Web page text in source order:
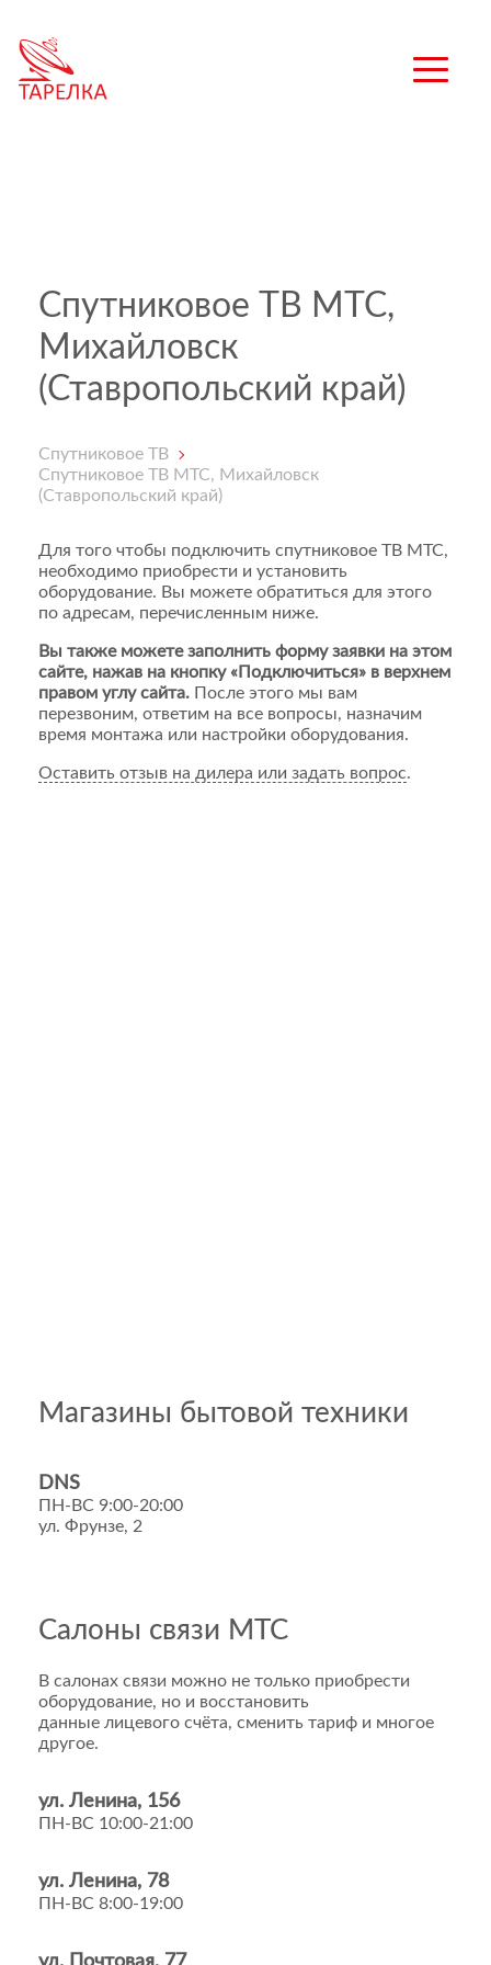
Спутниковое ТВ МТС,
Михайловск
(Ставропольский край)
Спутниковое ТВ
Спутниковое ТВ МТС, Михайловск
(Ставропольский край)
Для того чтобы подключить спутниковое ТВ МТС,
необходимо приобрести и установить
оборудование. Вы можете обратиться для этого
по адресам, перечисленным ниже.
Вы также можете заполнить форму заявки на этом
сайте, нажав на кнопку «Подключиться» в верхнем
правом углу сайта. После этого мы вам
перезвоним, ответим на все вопросы, назначим
время монтажа или настройки оборудования.
Оставить отзыв на дилера или задать вопрос.
Магазины бытовой техники
DNS
ПН-ВС 9:00-20:00
ул. Фрунзе, 2
Салоны связи МТС
В салонах связи можно не только приобрести
оборудование, но и восстановить
данные лицевого счёта, сменить тариф и многое
другое.
ул. Ленина, 156
ПН-ВС 10:00-21:00
ул. Ленина, 78
ПН-ВС 8:00-19:00